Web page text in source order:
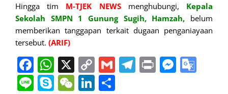
Hingga tim M-TJEK NEWSmenghubungi, Kepala
Sekolah SMPN 1 Gunung Sugih, Hamzah, belum
memberikan tanggapan terkait dugaan penganiayaan
tersebut. (ARIF)
Facebook
WhatsApp
X Copy
Link
GmailTelegram
Print
LineSkypeWeChat
LinkedIn